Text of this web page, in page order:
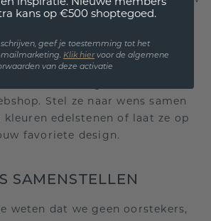
niet alleen leuk om zelf te
ook het ultieme geschenk om
verjaardag, als kerstcadeau, of
DiamondsByMe bestel je
als vintage oorstekers
Stel ze naar wens samen
edelstenen of laat ze op
favoriete design.
SAMENSTELLEN
weten dat we geen oorstekers,
en inspiratie. Nieuwe members
kans op €500 shoptegoed.
geef je toestemming tot het
Klik hiervoor de algemene
van deze activatie